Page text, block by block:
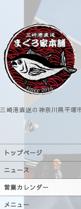
三崎港直送の神奈川県平塚
トップページ
ニュース
営業カレンダー
メニュー